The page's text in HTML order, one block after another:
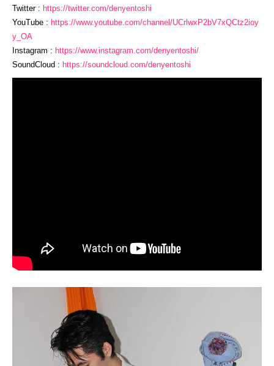
Twitter : https://twitter.com/denyentoshi
YouTube : https://www.youtube.com/channel/UCrlwxP2bV7xQCtz2ioy
y_ OA
Instagram : https://www.instagram.com/denyentoshi/
SoundCloud : https://soundcloud.com/denyentoshi